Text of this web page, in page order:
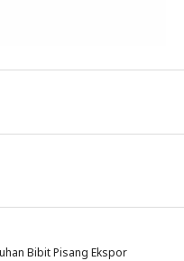
Bibit Pisang Ekspor